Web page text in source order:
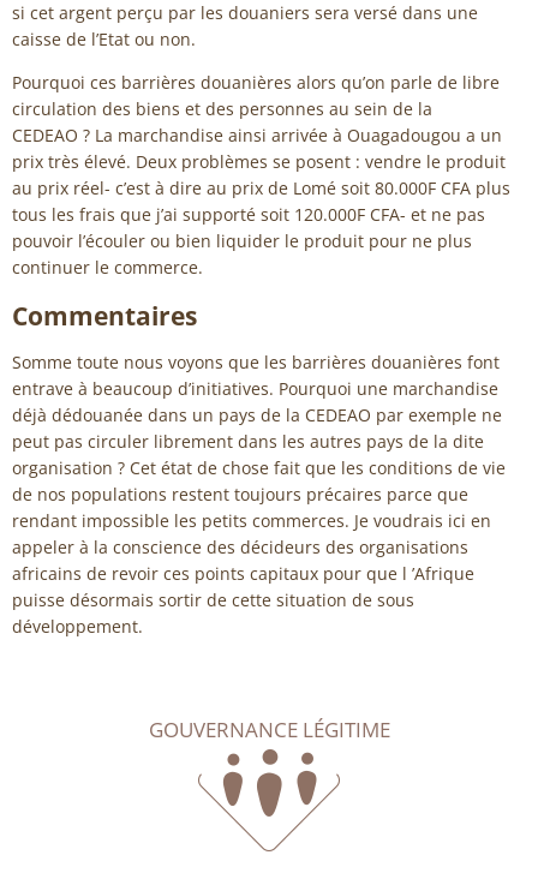
si cet argent perçu par les douaniers sera versé dans une
caisse de l’Etat ou non.
Pourquoi ces barrières douanières alors qu’on parle de libre
circulation des biens et des personnes au sein de la
CEDEAO ? La marchandise ainsi arrivée à Ouagadougou a un
prix très élevé. Deux problèmes se posent : vendre le produit
au prix réel- c’est à dire au prix de Lomé soit 80.000F CFA plus
tous les frais que j’ai supporté soit 120.000F CFA- et ne pas
pouvoir l’écouler ou bien liquider le produit pour ne plus
continuer le commerce.
Commentaires
Somme toute nous voyons que les barrières douanières font
entrave à beaucoup d’initiatives. Pourquoi une marchandise
déjà dédouanée dans un pays de la CEDEAO par exemple ne
peut pas circuler librement dans les autres pays de la dite
organisation ? Cet état de chose fait que les conditions de vie
de nos populations restent toujours précaires parce que
rendant impossible les petits commerces. Je voudrais ici en
appeler à la conscience des décideurs des organisations
africains de revoir ces points capitaux pour que l ’Afrique
puisse désormais sortir de cette situation de sous
développement.
GOUVERNANCE LÉGITIME